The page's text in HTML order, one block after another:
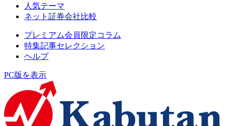
人気テーマ
ネット証券会社比較
プレミアム会員限定コラム
特集記事セレクション
ヘルプ
PC版を表示